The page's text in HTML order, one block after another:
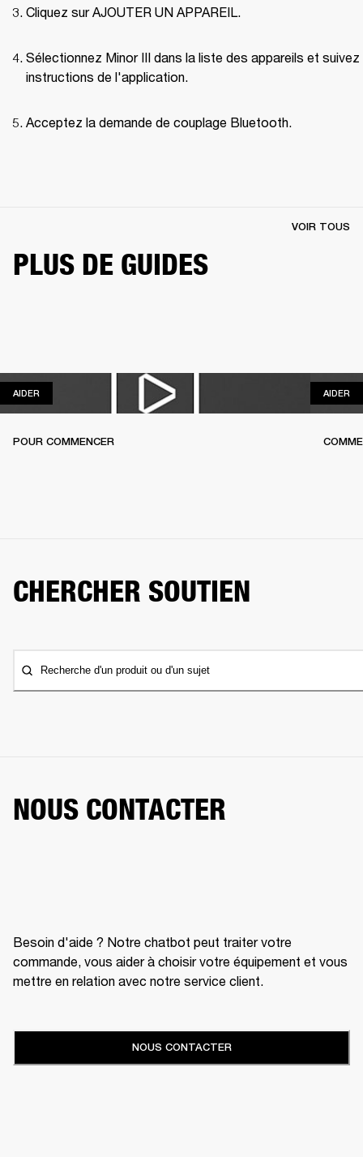
Cliquez sur AJOUTER UN APPAREIL.
Sélectionnez Minor III dans la liste des appareils et suivez
instructions de l'application.
Acceptez la demande de couplage Bluetooth.
PLUS DE GUIDES
VOIR TOUS
AIDER
POUR COMMENCER
AIDER
CHERCHER SOUTIEN
Recherche d'un produit ou d'un sujet
NOUS CONTACTER
Besoin d'aide ? Notre chatbot peut traiter votre
commande, vous aider à choisir votre équipement et vous
mettre en relation avec notre service client.
NOUS CONTACTER